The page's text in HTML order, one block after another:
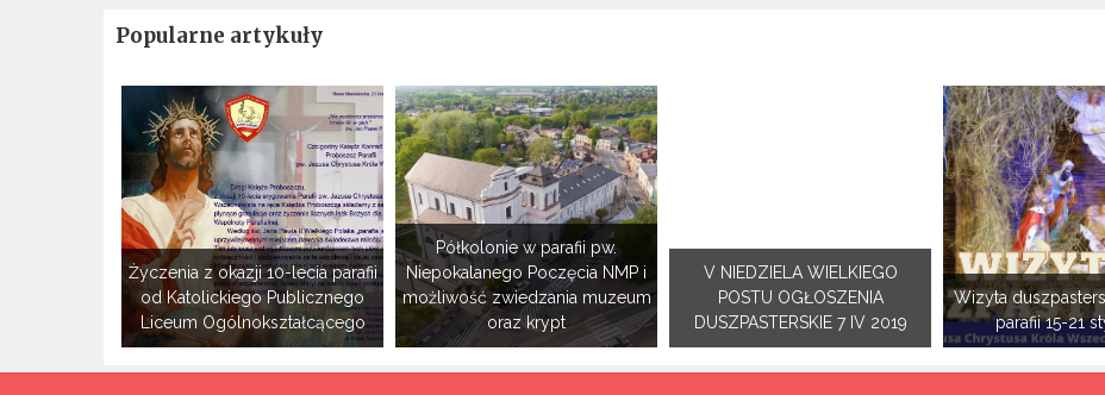
Popularne artykuły
Życzenia z okazji 10-lecia parafii
od Katolickiego Publicznego
Liceum Ogólnokształcącego
Półkolonie w parafii pw.
Niepokalanego Poczęcia NMP i
możliwość zwiedzania muzeum
oraz krypt
V NIEDZIELA WIELKIEGO
POSTU OGŁOSZENIA
DUSZPASTERSKIE 7 IV 2019
Wizyta
parafii 15-21